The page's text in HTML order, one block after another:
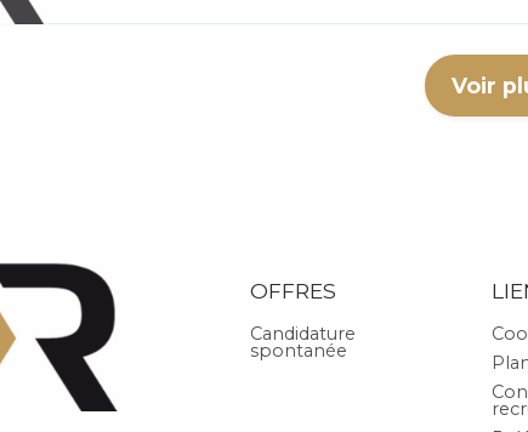
Voir
OFFRES
Candidature
spontanée